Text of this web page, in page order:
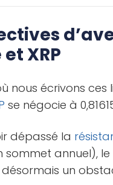
XRP
nous écrivons ces
se négocie à
dépassé la
sommet annuel), le
un